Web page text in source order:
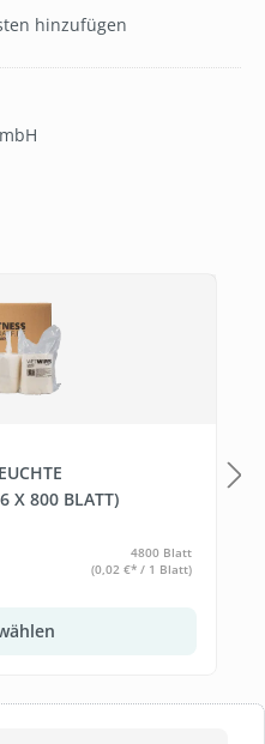
hinzufügen
X 800 BLATT)
4800 Blatt
(0,02 €* / 1 Blatt)